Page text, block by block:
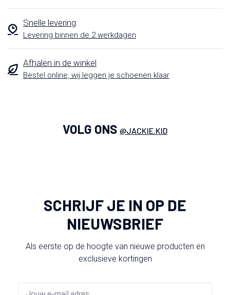
Snelle levering
Levering binnen de 2 werkdagen
Afhalen in de winkel
Bestel online, wij leggen je schoenen klaar
VOLG ONS @JACKIE.KID
SCHRIJF JE IN OP DE
NIEUWSBRIEF
Als eerste op de hoogte van nieuwe producten en
exclusieve kortingen